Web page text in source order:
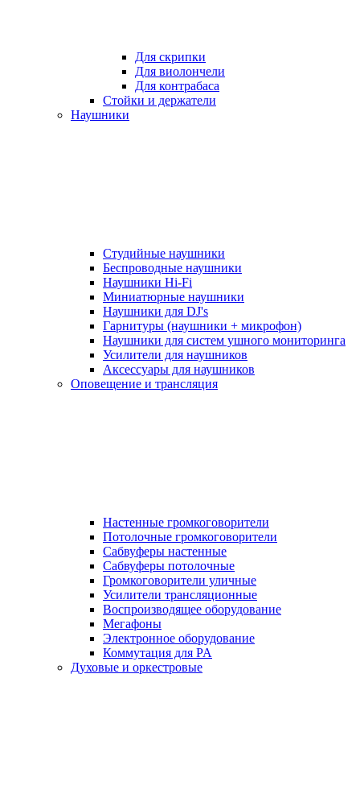
Для скрипки
Для виолончели
Для контрабаса
Стойки и держатели
Наушники
Студийные наушники
Беспроводные наушники
Наушники Hi-Fi
Миниатюрные наушники
Наушники для DJ's
Гарнитуры (наушники + микрофон)
Наушники для систем ушного мониторинга
Усилители для наушников
Аксессуары для наушников
Оповещение и трансляция
Настенные громкоговорители
Потолочные громкоговорители
Сабвуферы настенные
Сабвуферы потолочные
Громкоговорители уличные
Усилители трансляционные
Воспроизводящее оборудование
Мегафоны
Электронное оборудование
Коммутация для PA
Духовые и оркестровые